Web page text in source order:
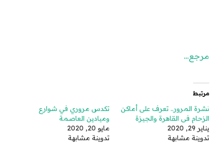
مرجع…
مرتبط
نشرة المرور.. تعرف على أماكن
الزحام في القاهرة والجيزة
يناير 29, 2020
تدوينة مشابهة
تكدس مروري في شوارع
وميادين العاصمة
مايو 20, 2020
تدوينة مشابهة